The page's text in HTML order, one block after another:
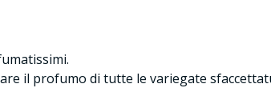
il profumo di tutte le variegate